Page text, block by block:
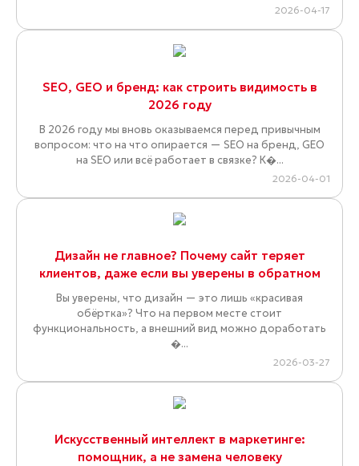
2026-04-17
SEO, GEO и бренд: как строить видимость в
2026 году
В 2026 году мы вновь оказываемся перед привычным
вопросом: что на что опирается — SEO на бренд, GEO
на SEO или всё работает в связке? К�...
2026-04-01
Дизайн не главное? Почему сайт теряет
клиентов, даже если вы уверены в обратном
Вы уверены, что дизайн — это лишь «красивая
обёртка»? Что на первом месте стоит
функциональность, а внешний вид можно доработать
�...
2026-03-27
Искусственный интеллект в маркетинге:
помощник, а не замена человеку